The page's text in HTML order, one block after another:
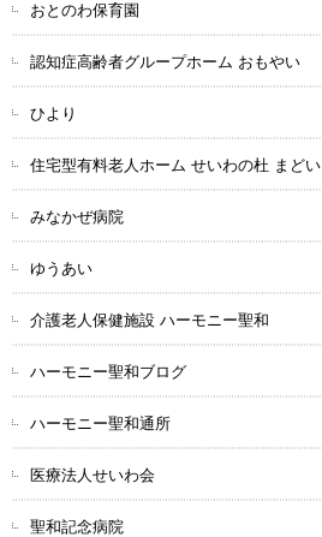
おとのわ保育園
認知症高齢者グループホーム おもやい
ひより
住宅型有料老人ホーム せいわの杜 まどい
みなかぜ病院
ゆうあい
介護老人保健施設 ハーモニー聖和
ハーモニー聖和ブログ
ハーモニー聖和通所
医療法人せいわ会
聖和記念病院